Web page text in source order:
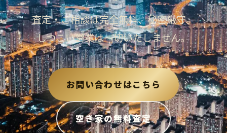
査定・ご相談は完全無料、秘密厳守。
しつこい営業は一切いたしません。
お問い合わせはこちら
空き家の無料査定